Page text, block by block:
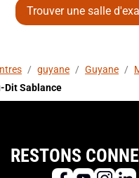
Trouver une salle
/ guyane / Guyane /
Dit Sablance
RESTONS